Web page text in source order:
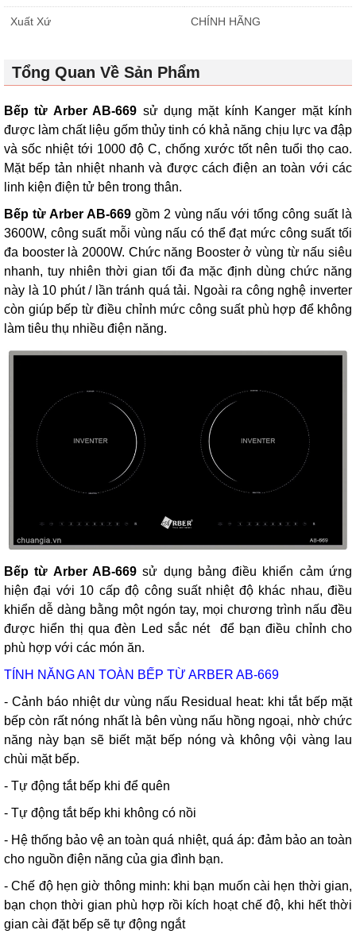
Xuất Xứ CHÍNH HÃNG
Tổng Quan Về Sản Phẩm
Bếp từ Arber AB-669 sử dụng mặt kính Kanger mặt kính
được làm chất liệu gốm thủy tinh có khả năng chịu lực va đập
và sốc nhiệt tới 1000 độ C, chống xước tốt nên tuổi thọ cao.
Mặt bếp tản nhiệt nhanh và được cách điện an toàn với các
linh kiện điện tử bên trong thân.
Bếp từ Arber AB-669gồm 2 vùng nấu với tổng công suất là
3600W, công suất mỗi vùng nấu có thể đạt mức công suất tối
đa booster là 2000W. Chức năng Booster ở vùng từ nấu siêu
nhanh, tuy nhiên thời gian tối đa mặc định dùng chức năng
này là 10 phút / lần tránh quá tải. Ngoài ra công nghệ inverter
còn giúp bếp từ điều chỉnh mức công suất phù hợp để không
làm tiêu thụ nhiều điện năng.
Bếp từ Arber AB-669sử dụng bảng điều khiển cảm ứng
hiện đại với 10 cấp độ công suất nhiệt độ khác nhau, điều
khiển dễ dàng bằng một ngón tay, mọi chương trình nấu đều
được hiển thị qua đèn Led sắc nét để bạn điều chỉnh cho
phù hợp với các món ăn.
TÍNH NĂNG AN TOÀN BẾP TỪ ARBER AB-669
- Cảnh báo nhiệt dư vùng nấu Residual heat: khi tắt bếp mặt
bếp còn rất nóng nhất là bên vùng nấu hồng ngoại, nhờ chức
năng này bạn sẽ biết mặt bếp nóng và không vội vàng lau
chùi mặt bếp.
- Tự động tắt bếp khi để quên
- Tự động tắt bếp khi không có nồi
- Hệ thống bảo vệ an toàn quá nhiệt, quá áp: đảm bảo an toàn
cho nguồn điện năng của gia đình bạn.
- Chế độ hẹn giờ thông minh: khi bạn muốn cài hẹn thời gian,
bạn chọn thời gian phù hợp rồi kích hoạt chế độ, khi hết thời
gian cài đặt bếp sẽ tự động ngắt